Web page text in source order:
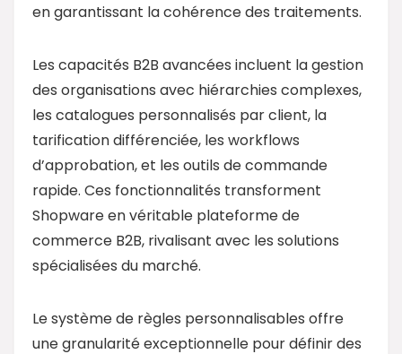
en garantissant la cohérence des traitements.
Les capacités B2B avancées incluent la gestion
des organisations avec hiérarchies complexes,
les catalogues personnalisés par client, la
tarification différenciée, les workflows
d’approbation, et les outils de commande
rapide. Ces fonctionnalités transforment
Shopware en véritable plateforme de
commerce B2B, rivalisant avec les solutions
spécialisées du marché.
Le système de règles personnalisables offre
une granularité exceptionnelle pour définir des